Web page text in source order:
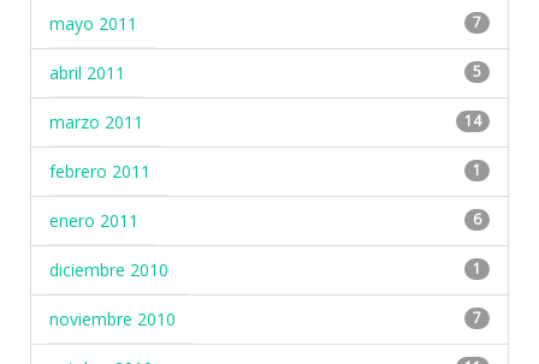
mayo 2011 7
abril 2011 5
marzo 2011 14
febrero 2011 1
enero 2011 6
diciembre 2010 1
noviembre 2010 7